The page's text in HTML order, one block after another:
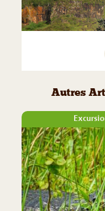
Autres